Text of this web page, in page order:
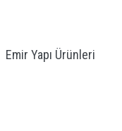
Emir Yapı Ürünleri